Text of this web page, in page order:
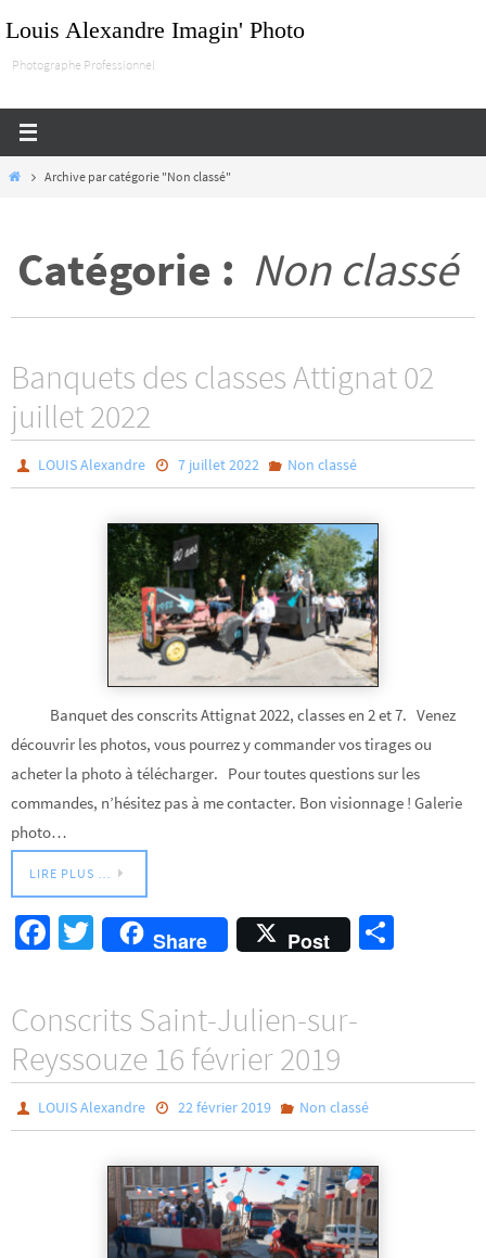
vers
Louis Alexandre Imagin' Photo
Photographe Professionnel
HomeArchive par catégorie "Non classé"
Catégorie : Non classé
Banquets des classes Attignat 02
juillet 2022
LOUIS Alexandre 7 juillet 2022 Non classé
Banquet des conscrits Attignat 2022, classes en 2 et 7. Venez
découvrir les photos, vous pourrez y commander vos tirages ou
acheter la photo à télécharger. Pour toutes questions sur les
commandes, n’hésitez pas à me contacter. Bon visionnage ! Galerie
photo…
LIRE PLUS …
Fa
o
o
k
T
wi
tt
er
Share Post
Conscrits Saint-Julien-sur-
Reyssouze 16 février 2019
LOUIS Alexandre 22 février 2019 Non classé